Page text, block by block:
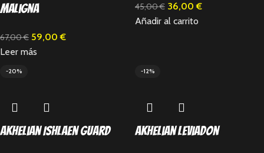
maligna
67,00€ 59,00€
Leer más
45,00€ 36,00€
Añadir al carrito
-20%
Akhelian Ishlaen Guard
-12%
Akhelian Leviadon